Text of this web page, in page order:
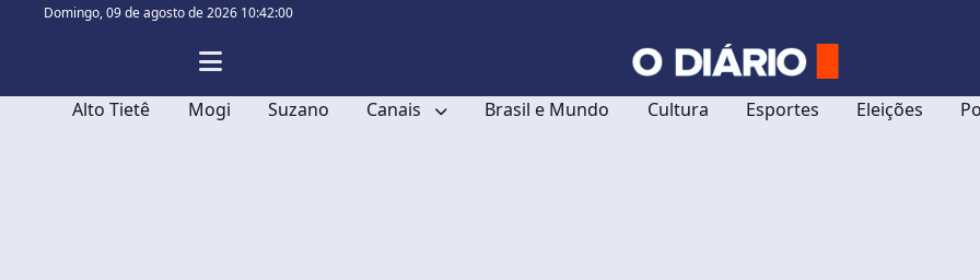
Domingo,09 de agosto de 2026 10:42:02
Alto Tietê Mogi Suzano Canais Brasil e Mundo Cultura Esportes Eleições